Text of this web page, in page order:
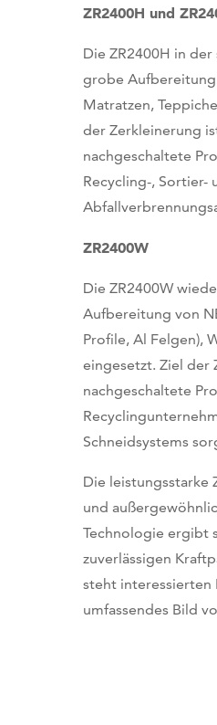
ZR2400H und
Die ZR2400H in
grobe Aufbereitung
Matratzen,
der Zerkleinerung
nachgeschaltete
Recycling-, Sortier-
ZR2400W
Die ZR2400W
Aufbereitung von
Profile, Al Felgen),
eingesetzt. Ziel der
nachgeschaltete
Schneidsystems
Die leistungsstarke
und
Technologie ergibt
zuverlässigen
steht interessierten
umfassendes Bild